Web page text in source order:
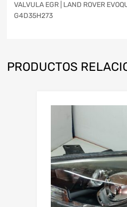
VALVULA EGR | LAND ROVER
G4D35H273
PRODUCTOS